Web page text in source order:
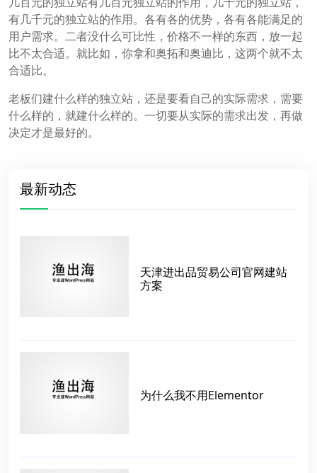
有几千元的独立站的作用。各有各的优势，各有各能满足的
用户需求。二者没什么可比性，价格不一样的东西，放一起
比不太合适。就比如，你拿和奥拓和奥迪比，这两个就不太
合适比。
老板们建什么样的独立站，还是要看自己的实际需求，需要
什么样的，就建什么样的。一切要从实际的需求出发，再做
决定才是最好的。
最新动态
天津进出品贸易公司官网建站
方案
为什么我不用Elementor